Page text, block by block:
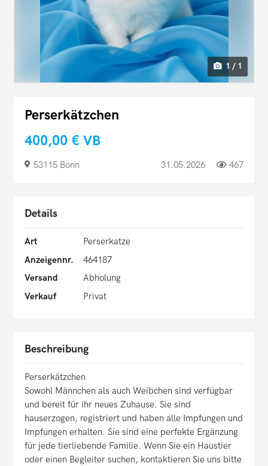
1 / 1
Perserkätzchen
400,00 € VB
53115 Bonn 31.05.2026 467
Details
Art
Perserkatze
Anzeigennr.
464187
Versand
Abholung
Verkauf
Privat
Beschreibung
Perserkätzchen
Sowohl Männchen als auch Weibchen sind verfügbar
und bereit für ihr neues Zuhause. Sie sind
hauserzogen, registriert und haben alle Impfungen und
Impfungen erhalten. Sie sind eine perfekte Ergänzung
für jede tierliebende Familie. Wenn Sie ein Haustier
oder einen Begleiter suchen, kontaktieren Sie uns bitte